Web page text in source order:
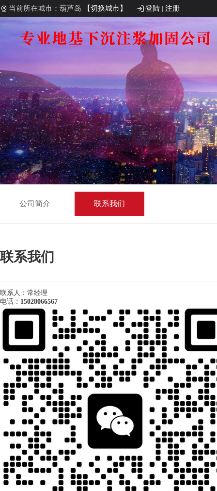
当前所在城市：葫芦岛 【切换城市】 登陆 | 注册
公司简介 联系我们
联系我们
联系人：常经理
电话： 15028066567